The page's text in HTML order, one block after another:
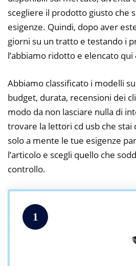
scegliere il prodotto giusto che
esigenze. Quindi, dopo aver
giorni su un tratto e testando i
l’abbiamo ridotto e elencato
Abbiamo classificato i modelli
budget, durata, recensioni dei
modo da non lasciare nulla di
trovare la lettori cd usb che stai
solo a mente le tue esigenze
l’articolo e scegli quello che
controllo.
1